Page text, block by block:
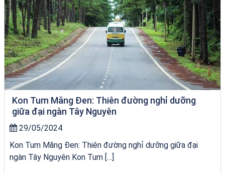
Kon Tum Măng Đen: Thiên đường nghỉ dưỡng
giữa đại ngàn Tây Nguyên
29/05/2024
Kon Tum Măng Đen: Thiên đường nghỉ dưỡng giữa đại
ngàn Tây Nguyên Kon Tum […]